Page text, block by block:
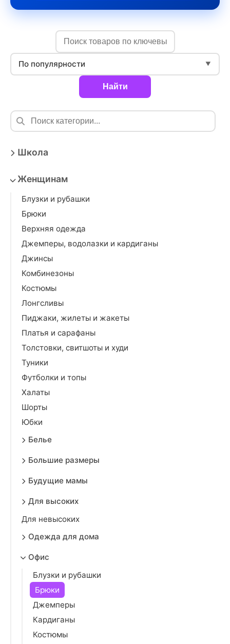
По популярности ▼
Найти
Школа
Женщинам
Блузки и рубашки
Брюки
Верхняя одежда
Джемперы, водолазки и кардиганы
Джинсы
Комбинезоны
Костюмы
Лонгсливы
Пиджаки, жилеты и жакеты
Платья и сарафаны
Толстовки, свитшоты и худи
Туники
Футболки и топы
Халаты
Шорты
Юбки
Белье
Большие размеры
Будущие мамы
Для высоких
Для невысоких
Одежда для дома
Офис
Блузки и рубашки
Брюки
Джемперы
Кардиганы
Костюмы